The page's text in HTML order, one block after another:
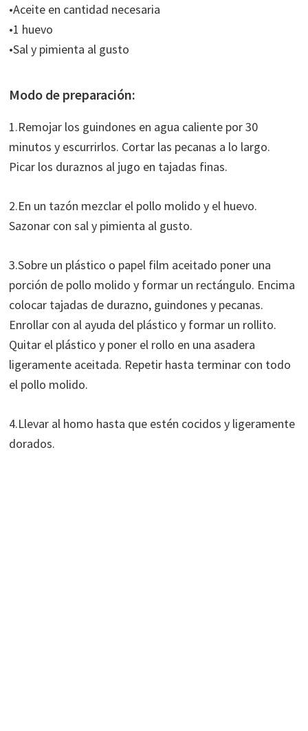
•Aceite en cantidad necesaria
•1 huevo
•Sal y pimienta al gusto
Modo de preparación:
1.Remojar los guindones en agua caliente por 30
minutos y escurrirlos. Cortar las pecanas a lo largo.
Picar los duraznos al jugo en tajadas finas.
2.En un tazón mezclar el pollo molido y el huevo.
Sazonar con sal y pimienta al gusto.
3.Sobre un plástico o papel film aceitado poner una
porción de pollo molido y formar un rectángulo. Encima
colocar tajadas de durazno, guindones y pecanas.
Enrollar con al ayuda del plástico y formar un rollito.
Quitar el plástico y poner el rollo en una asadera
ligeramente aceitada. Repetir hasta terminar con todo
el pollo molido.
4.Llevar al homo hasta que estén cocidos y ligeramente
dorados.